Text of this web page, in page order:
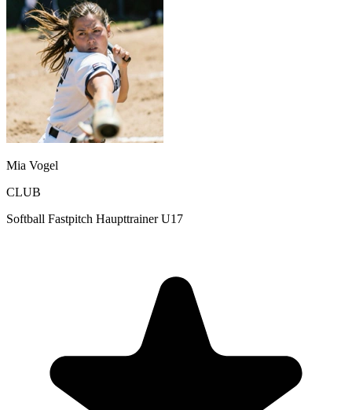
Mia Vogel
CLUB
Softball Fastpitch Haupttrainer U17